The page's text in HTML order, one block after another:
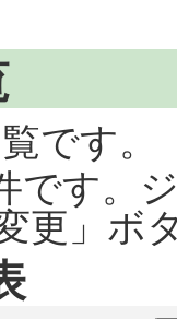
です。
です。
更」ボ